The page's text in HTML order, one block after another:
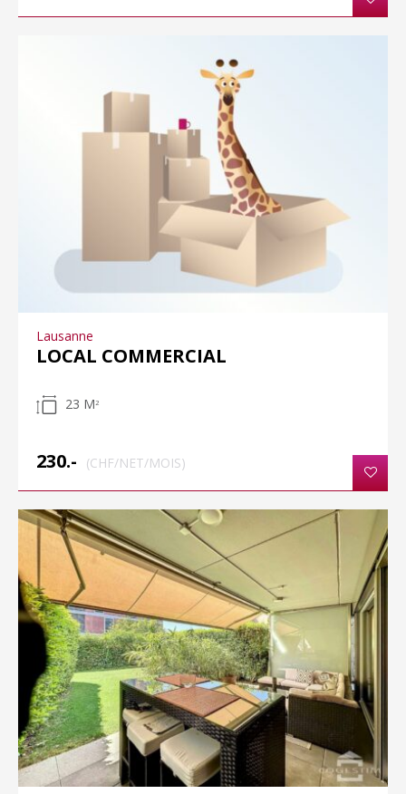
Lausanne
LOCAL COMMERCIAL
23 M 2
230.- (CHF/NET/MOIS)